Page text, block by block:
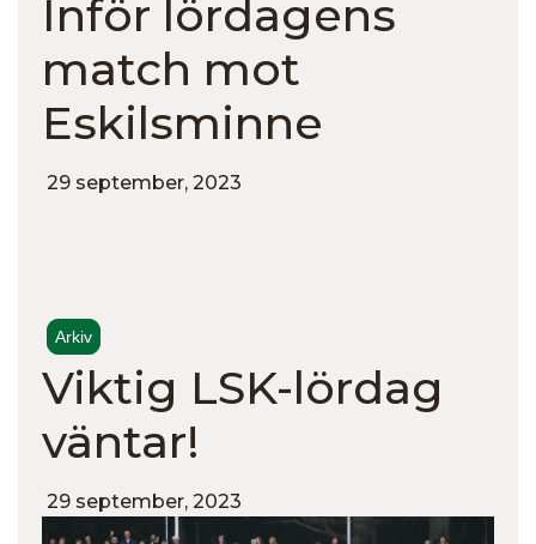
Inför lördagens
match mot
Eskilsminne
29 september, 2023
Arkiv
Viktig LSK-lördag
väntar!
29 september, 2023